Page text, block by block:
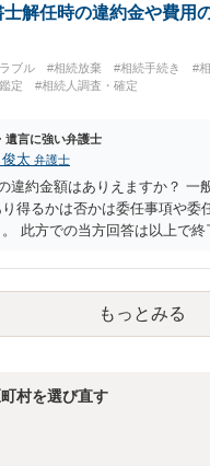
護士に相談し依頼されたら良い
士解任時の違約金や費用
ブル #相続放棄 #相続手続き
#
定
#相続人調査・確定
遺言に強い弁護士
太 弁護士
違約金額はありえますか？ 一
得るかは否かは委任事項や委
此方での当方回答は以上で
もっとみる
村を選び直す